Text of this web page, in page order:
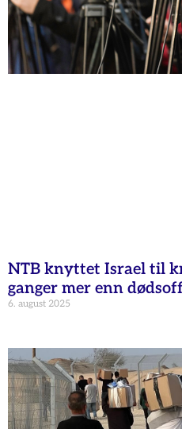
NTB knyttet Israel til
ganger mer enn
6. august 2025